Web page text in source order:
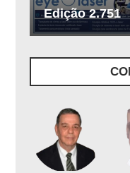
Edição 2.751